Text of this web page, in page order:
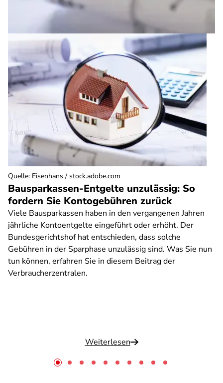
Bausparkassen-Entgelte unzulässig: So
fordern Sie Kontogebühren zurück
Viele Bausparkassen haben in den vergangenen Jahren
jährliche Kontoentgelte eingeführt oder erhöht. Der
Bundesgerichtshof hat entschieden, dass solche
Gebühren in der Sparphase unzulässig sind. Was Sie nun
tun können, erfahren Sie in diesem Beitrag der
Verbraucherzentralen.
Weiterlesen
Quelle: Eisenhans / stock.adobe.com